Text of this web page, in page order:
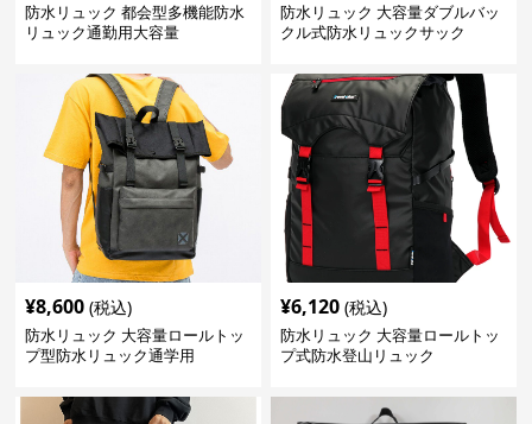
防水リュック 都会型多機能防水
リュック通勤用大容量
防水リュック 大容量ダブルバッ
クル式防水リュックサック
¥8,600 (税込)
防水リュック 大容量ロールトッ
プ型防水リュック通学用
¥6,120 (税込)
防水リュック 大容量ロールトッ
プ式防水登山リュック